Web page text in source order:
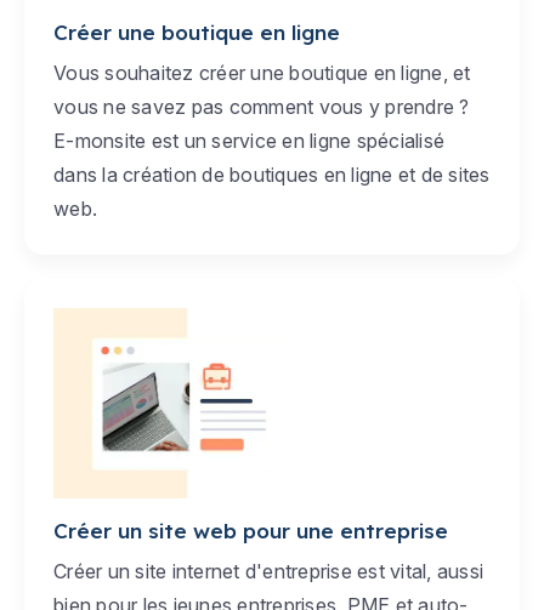
Créer une boutique en ligne
Vous souhaitez créer une boutique en ligne, et
vous ne savez pas comment vous y prendre ?
E-monsite est un service en ligne spécialisé
dans la création de boutiques en ligne et de sites
web.
Créer un site web pour une entreprise
Créer un site internet d'entreprise est vital, aussi
bien pour les jeunes entreprises, PME et auto-